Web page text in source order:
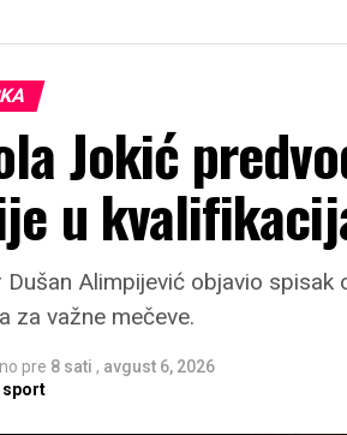
Jokić
u
Dušan Alimpijević objavio
za važne mečeve.
pre 8 sati , avgust 6, 2026
sport